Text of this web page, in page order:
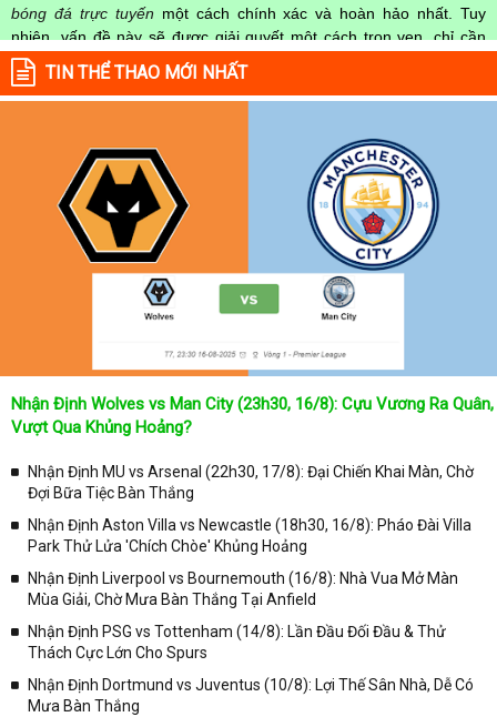
bóng đá trực tuyến một cách chính xác và hoàn hảo nhất. Tuy
nhiên, vấn đề này sẽ được giải quyết một cách trọn vẹn, chỉ cần
truy cập vào chuyên mục
Lịch Thi Đấu
mọi người hoàn toàn nắm rõ được chính xác về thời gian các trận
đấu bóng đá Việt Nam hay trên Thế giới diễn ra trong thời gian sắp
cả 2 đội tuyển bóng đá đang đạt được.
Không chỉ dừng lại ở đó, những người hâm mộ bóng đá có thể cập
nhật được chính xác về lịch phát sóng bóng đá được tường thuật
trực tiếp ở trên những kênh truyền hình thể thao lớn nhất hiện nay
như: VTV3, K+, SCTV, Thể thao TV,... Nếu như bạn không muốn
bỏ lỡ bất kỳ một trận đấu bóng đá nào trong từng mùa giải, hãy
thường xuyên vào chuyên mụcLịch Thi Đấutại chuyên trang
để cập nhật thông tin chính xác nhất nhé!
Lịch thi đấu được cập nhật chính xác trong toàn bộ các giải
Tại Lịch Thi Đấu của chuyên trang kqbongda.net
sẽ cập nhanh
chóng và chính xác nhất thời gian từng trận đấu bóng đá diễn ra ở
trong từng giải đấu như:
✓ Giải đấu bóng đá Ngoại hạng Anh;
✓ Giải bóng Cúp C1 Châu Âu;
✓ Giải VĐQG Tây Ban Nha;
✓ VĐQG Đức;
✓ VĐQG Pháp;
TIN THỂ THAO MỚI NHẤT
Nhận Định Wolves vs Man City (23h30, 16/8): Cựu Vương Ra Quân,
Vượt Qua Khủng Hoảng?
Nhận Định MU vs Arsenal (22h30, 17/8): Đại Chiến Khai Màn, Chờ
Đợi Bữa Tiệc Bàn Thắng
Nhận Định Aston Villa vs Newcastle (18h30, 16/8): Pháo Đài Villa
Park Thử Lửa 'Chích Chòe' Khủng Hoảng
Nhận Định Liverpool vs Bournemouth (16/8): Nhà Vua Mở Màn
Mùa Giải, Chờ Mưa Bàn Thắng Tại Anfield
Nhận Định PSG vs Tottenham (14/8): Lần Đầu Đối Đầu & Thử
Thách Cực Lớn Cho Spurs
Nhận Định Dortmund vs Juventus (10/8): Lợi Thế Sân Nhà, Dễ Có
Mưa Bàn Thắng